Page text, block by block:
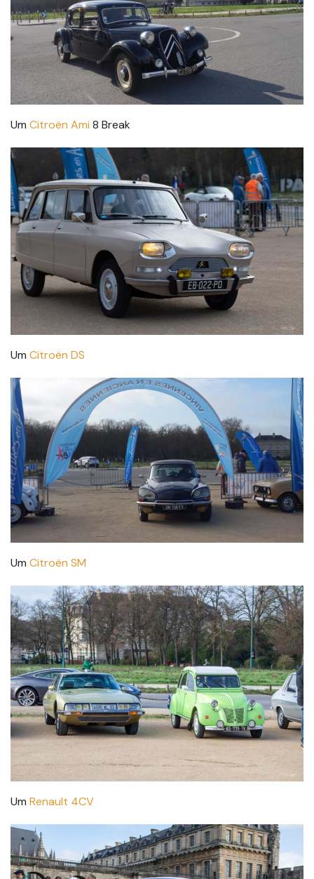
Um Citroën Ami 8 Break
Um Citroën DS
Um Citroën SM
Um Renault 4CV